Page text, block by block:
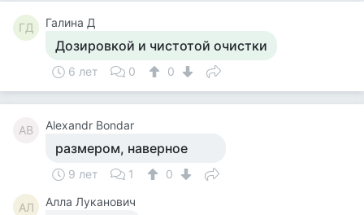
ГД Галина Д
Дозировкой и чистотой очистки
6 лет 0 0
AB Alexandr Bondar
размером, наверное
9 лет 1 0
АЛ Алла Луканович